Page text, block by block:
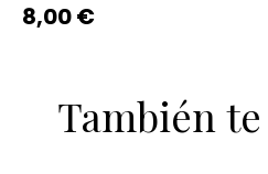
8,00€
También